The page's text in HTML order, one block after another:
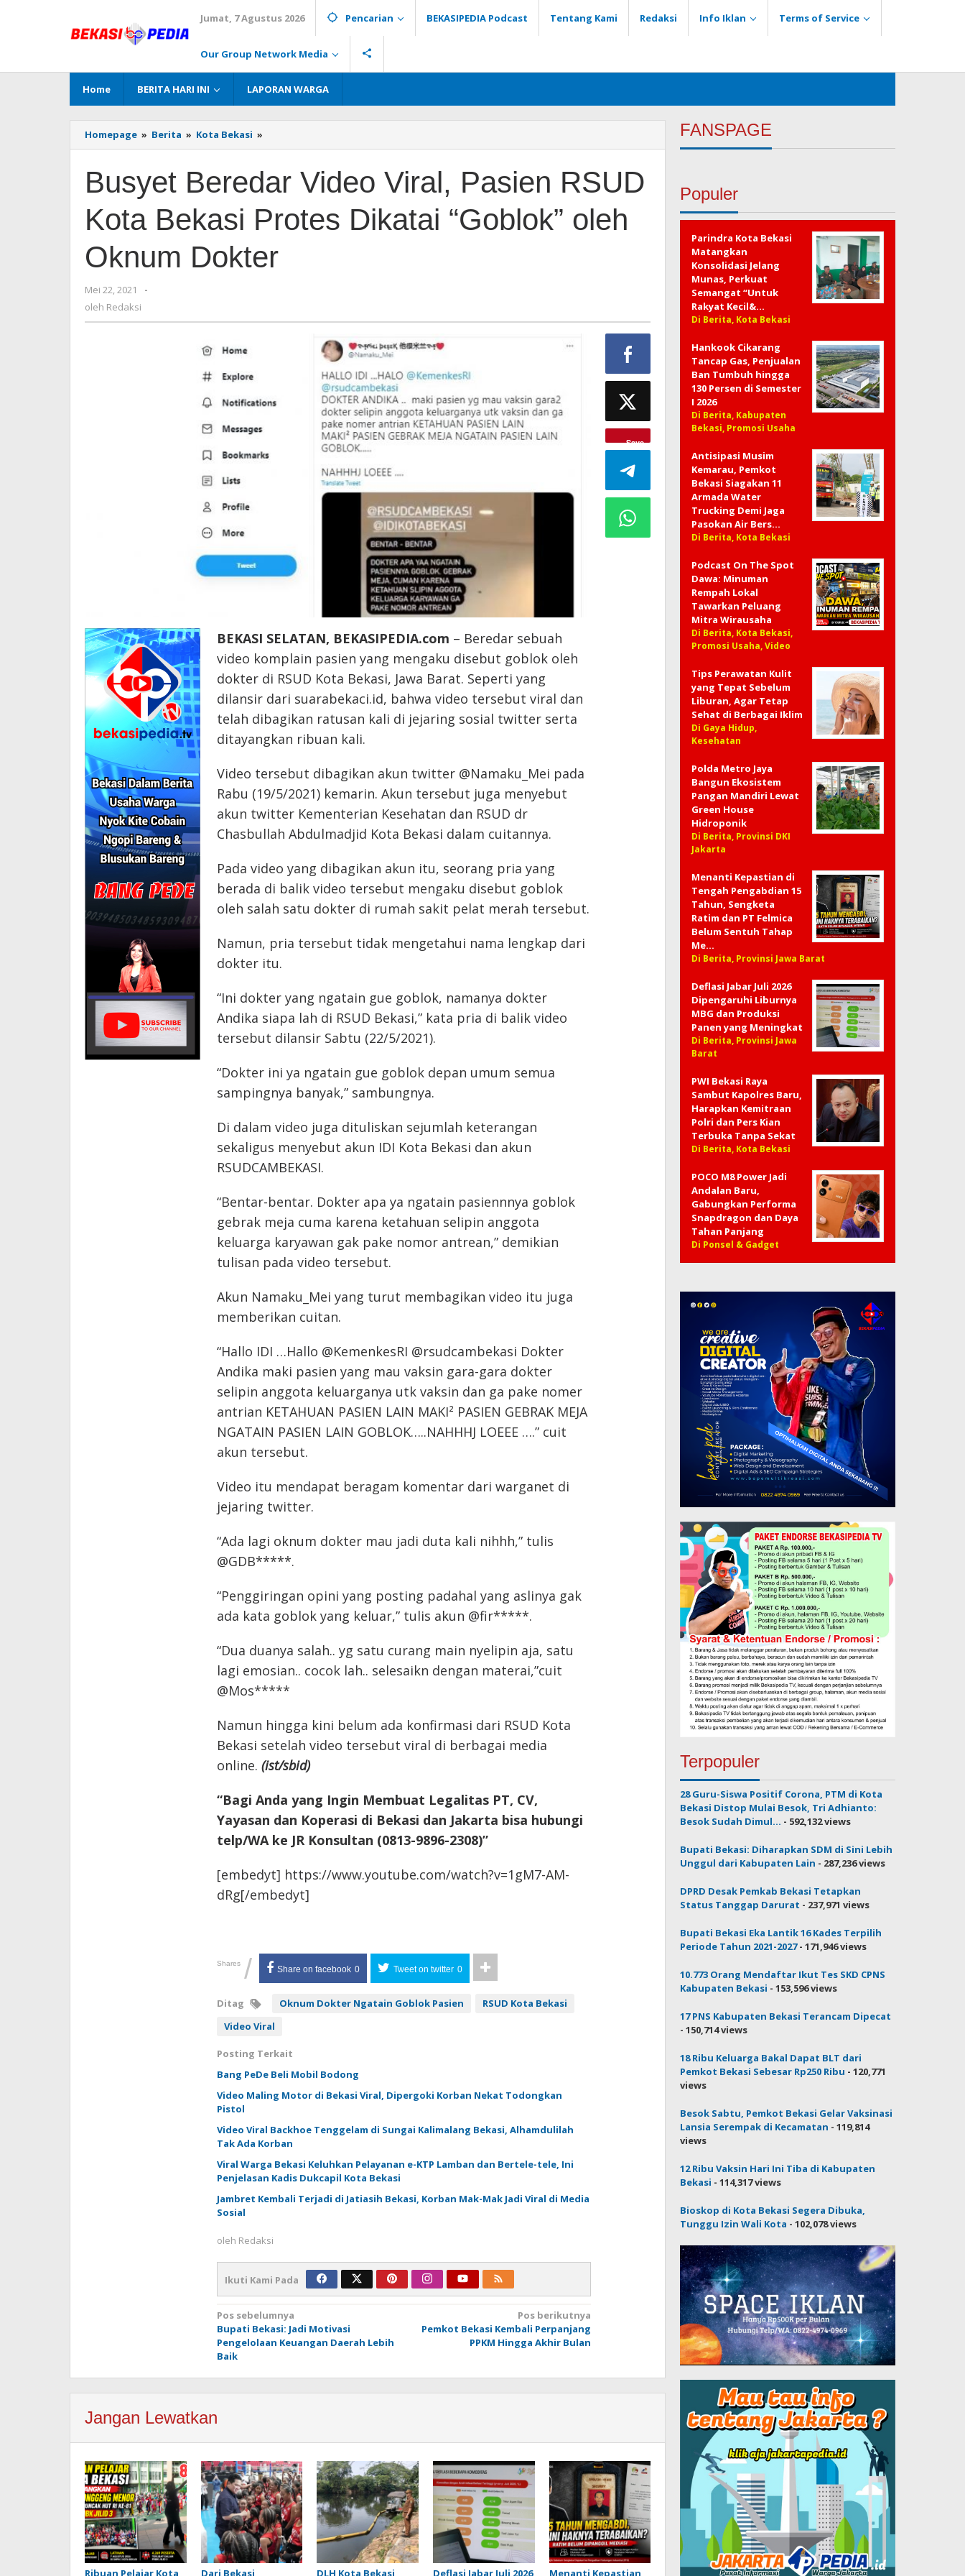
Jumat, 7 Agustus 2026 Pencarian BEKASIPEDIA Podcast Tentang Kami Redaksi Info Iklan Terms of Service
Our Group Network Media
Home BERITA HARI INI LAPORAN WARGA
Homepage » Berita » Kota Bekasi »
Beredar
Viral,
Pasien
Kota
Bekasi
Dikatai
"Goblok"
Busyet Beredar Video Viral, Pasien RSUD
Kota Bekasi Protes Dikatai “Goblok” oleh
Oknum Dokter
Mei 22, 2021
oleh
-
oleh Redaksi
BEKASI SELATAN, BEKASIPEDIA.com – Beredar sebuah
video komplain pasien yang mengaku disebut goblok oleh
dokter di RSUD Kota Bekasi, Jawa Barat. Seperti yang
dilansir dari suarabekaci.id, bahwa video tersebut viral dan
telah dibagikan ratusan kali di jejaring sosial twitter serta
ditayangkan ribuan kali.
Video tersebut dibagikan akun twitter @Namaku_Mei pada
Rabu (19/5/2021) kemarin. Akun tersebut juga menyebut
akun twitter Kementerian Kesehatan dan RSUD dr
Chasbullah Abdulmadjid Kota Bekasi dalam cuitannya.
Pada video yang dibagikan akun itu, seorang pria yang
berada di balik video tersebut mengaku disebut goblok
oleh salah satu dokter di rumah sakit pelat merah tersebut.
Namun, pria tersebut tidak mengetahui nama lengkap dari
dokter itu.
“Ini dokter yang ngatain gue goblok, namanya dokter
Andika siapa lah di RSUD Bekasi,” kata pria di balik video
tersebut dilansir Sabtu (22/5/2021).
“Dokter ini ya ngatain gue goblok depan umum semua
sampingnya banyak,” sambungnya.
Di dalam video juga dituliskan sejumlah keterangan
sekaligus menyebut akun IDI Kota Bekasi dan akun
RSUDCAMBEKASI.
“Bentar-bentar. Dokter apa ya ngatain pasiennnya goblok
gebrak meja cuma karena ketahuan selipin anggota
keluarga karyawan gak pake nomor antrean,” demikian
tulisan pada video tersebut.
Akun Namaku_Mei yang turut membagikan video itu juga
memberikan cuitan.
“Hallo IDI …Hallo @KemenkesRI @rsudcambekasi Dokter
Andika maki pasien yang mau vaksin gara-gara dokter
selipin anggota keluarganya utk vaksin dan ga pake nomer
antrian KETAHUAN PASIEN LAIN MAKI² PASIEN GEBRAK MEJA
NGATAIN PASIEN LAIN GOBLOK…..NAHHHJ LOEEE ….” cuit
akun tersebut.
Video itu mendapat beragam komentar dari warganet di
jejaring twitter.
“Ada lagi oknum dokter mau jadi duta kali nihhh,” tulis
@GDB*****.
“Penggiringan opini yang posting padahal yang aslinya gak
ada kata goblok yang keluar,” tulis akun @fir*****.
“Dua duanya salah.. yg satu curang main nyelipin aja, satu
lagi emosian.. cocok lah.. selesaikn dengan materai,”cuit
@Mos*****
Namun hingga kini belum ada konfirmasi dari RSUD Kota
Bekasi setelah video tersebut viral di berbagai media
online. (ist/sbid)
“Bagi Anda yang Ingin Membuat Legalitas PT, CV,
Yayasan dan Koperasi di Bekasi dan Jakarta bisa hubungi
telp/WA ke JR Konsultan (0813-9896-2308)”
[embedyt] https://www.youtube.com/watch?v=1gM7-AM-
dRg[/embedyt]
Shares / Share on facebook 0 Tweet on twitter 0
Ditag Oknum Dokter Ngatain Goblok Pasien
RSUD Kota Bekasi
Video Viral
Posting Terkait
Bang PeDe Beli Mobil Bodong
Video Maling Motor di Bekasi Viral, Dipergoki Korban Nekat Todongkan
Pistol
Video Viral Backhoe Tenggelam di Sungai Kalimalang Bekasi, Alhamdulilah
Tak Ada Korban
Viral Warga Bekasi Keluhkan Pelayanan e-KTP Lamban dan Bertele-tele, Ini
Penjelasan Kadis Dukcapil Kota Bekasi
Jambret Kembali Terjadi di Jatiasih Bekasi, Korban Mak-Mak Jadi Viral di Media
Sosial
oleh Redaksi
Ikuti Kami Pada
Navigasi
pos
Pos sebelumnya
Bupati Bekasi: Jadi Motivasi
Pengelolaan Keuangan Daerah Lebih
Baik
Pos berikutnya
Pemkot Bekasi Kembali Perpanjang
PPKM Hingga Akhir Bulan
Save
Jangan Lewatkan
Ribuan Pelajar Kota Dari Bekasi, DLH Kota Bekasi Deflasi Jabar Juli 2026 Menanti Kepastian
FANSPAGE
Populer
Parindra Kota Bekasi
Matangkan
Konsolidasi Jelang
Munas, Perkuat
Semangat “Untuk
Rakyat Kecil&…
Di Berita, Kota Bekasi
Hankook Cikarang
Tancap Gas, Penjualan
Ban Tumbuh hingga
130 Persen di Semester
I 2026
Di Berita, Kabupaten
Bekasi, Promosi Usaha
Antisipasi Musim
Kemarau, Pemkot
Bekasi Siagakan 11
Armada Water
Trucking Demi Jaga
Pasokan Air Bers…
Di Berita, Kota Bekasi
Podcast On The Spot
Dawa: Minuman
Rempah Lokal
Tawarkan Peluang
Mitra Wirausaha
Di Berita, Kota Bekasi,
Promosi Usaha, Video
Tips Perawatan Kulit
yang Tepat Sebelum
Liburan, Agar Tetap
Sehat di Berbagai Iklim
Di Gaya Hidup,
Kesehatan
Polda Metro Jaya
Bangun Ekosistem
Pangan Mandiri Lewat
Green House
Hidroponik
Di Berita, Provinsi DKI
Jakarta
Menanti Kepastian di
Tengah Pengabdian 15
Tahun, Sengketa
Ratim dan PT Felmica
Belum Sentuh Tahap
Me…
Di Berita, Provinsi Jawa Barat
Deflasi Jabar Juli 2026
Dipengaruhi Liburnya
MBG dan Produksi
Panen yang Meningkat
Di Berita, Provinsi Jawa
Barat
PWI Bekasi Raya
Sambut Kapolres Baru,
Harapkan Kemitraan
Polri dan Pers Kian
Terbuka Tanpa Sekat
Di Berita, Kota Bekasi
POCO M8 Power Jadi
Andalan Baru,
Gabungkan Performa
Snapdragon dan Daya
Tahan Panjang
Di Ponsel & Gadget
Terpopuler
28 Guru-Siswa Positif Corona, PTM di Kota
Bekasi Distop Mulai Besok, Tri Adhianto:
Besok Sudah Dimul... - 592,132 views
Bupati Bekasi: Diharapkan SDM di Sini Lebih
Unggul dari Kabupaten Lain - 287,236 views
DPRD Desak Pemkab Bekasi Tetapkan
Status Tanggap Darurat - 237,971 views
Bupati Bekasi Eka Lantik 16 Kades Terpilih
Periode Tahun 2021-2027- 171,946 views
10.773 Orang Mendaftar Ikut Tes SKD CPNS
Kabupaten Bekasi - 153,596 views
17 PNS Kabupaten Bekasi Terancam Dipecat
- 150,714 views
18 Ribu Keluarga Bakal Dapat BLT dari
Pemkot Bekasi Sebesar Rp250 Ribu - 120,771
views
Besok Sabtu, Pemkot Bekasi Gelar Vaksinasi
Lansia Serempak di Kecamatan - 119,814
views
12 Ribu Vaksin Hari Ini Tiba di Kabupaten
Bekasi - 114,317 views
Bioskop di Kota Bekasi Segera Dibuka,
Tunggu Izin Wali Kota - 102,078 views